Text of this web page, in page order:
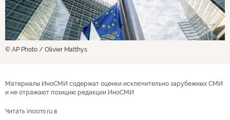
© AP Photo / Olivier Matthys
Материалы ИноСМИ содержат оценки исключительно зарубежных СМИ
и не отражают позицию редакции ИноСМИ
Читать inosmi.ru в